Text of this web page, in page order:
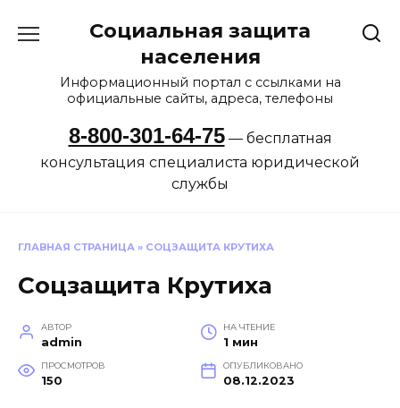
Социальная защита
населения
Информационный портал с ссылками на
официальные сайты, адреса, телефоны
8-800-301-64-75— бесплатная
консультация специалиста юридической
службы
ГЛАВНАЯ СТРАНИЦА » СОЦЗАЩИТА КРУТИХА
Соцзащита Крутиха
АВТОР
admin
НА ЧТЕНИЕ
1 мин
ПРОСМОТРОВ
150
ОПУБЛИКОВАНО
08.12.2023